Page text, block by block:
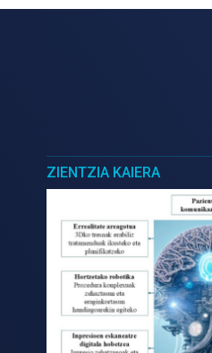
ZIENTZIA KAIERA